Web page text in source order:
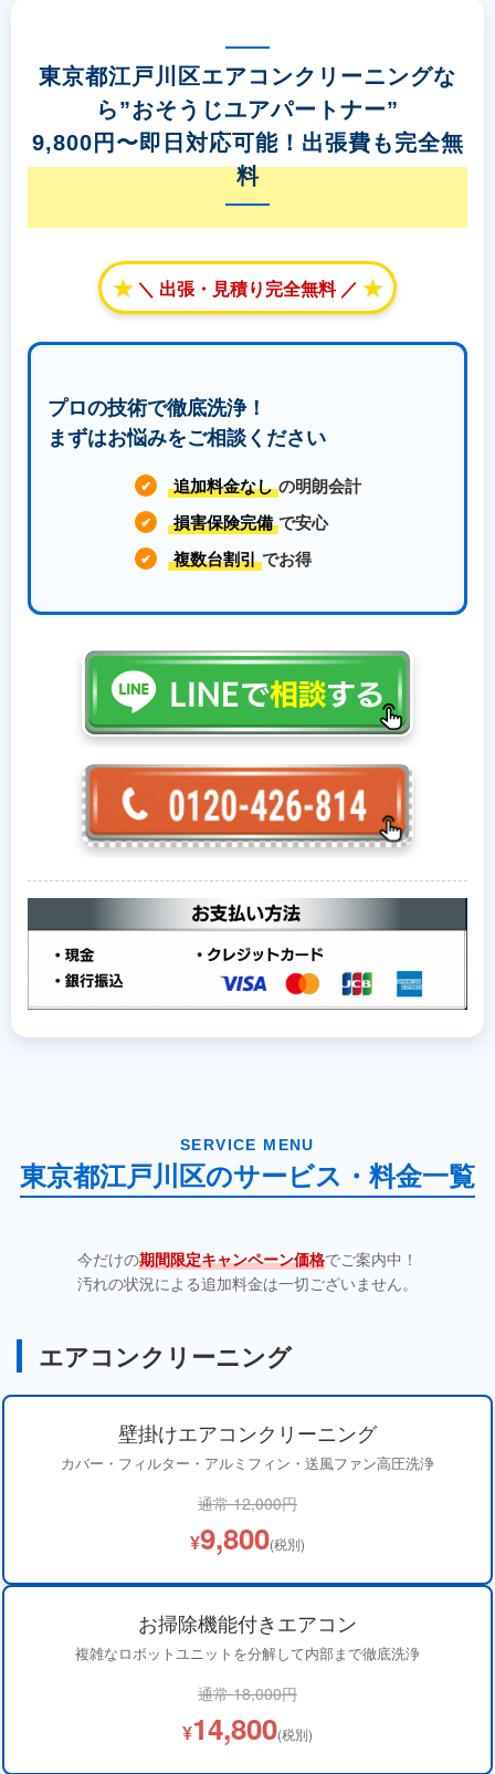
東京都江戸川区エアコンクリーニングな
ら”おそうじユアパートナー”
9,800円〜即日対応可能！出張費も完全無
料
★ ＼ 出張・見積り完全無料 ／ ★
プロの技術で徹底洗浄！
まずはお悩みをご相談ください
✔ 追加料金なし の明朗会計
✔ 損害保険完備 で安心
✔ 複数台割引 でお得
SERVICE MENU
東京都江戸川区のサービス・料金一覧
今だけの期間限定キャンペーン価格でご案内中！
汚れの状況による追加料金は一切ございません。
エアコンクリーニング
壁掛けエアコンクリーニング
カバー・フィルター・アルミフィン・送風ファン高圧洗浄
通常 12,000円
¥9,800(税別)
お掃除機能付きエアコン
複雑なロボットユニットを分解して内部まで徹底洗浄
通常 18,000円
¥14,800(税別)